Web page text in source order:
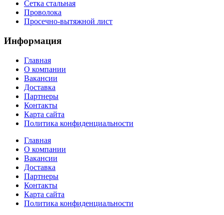
Сетка стальная
Проволока
Просечно-вытяжной лист
Информация
Главная
О компании
Вакансии
Доставка
Партнеры
Контакты
Карта сайта
Политика конфиденциальности
Главная
О компании
Вакансии
Доставка
Партнеры
Контакты
Карта сайта
Политика конфиденциальности